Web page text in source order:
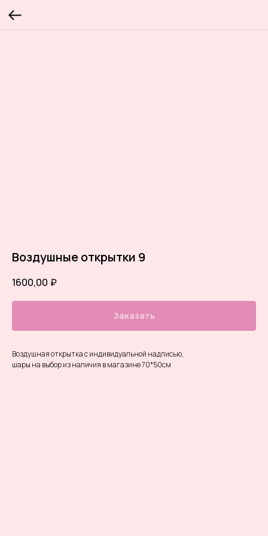
Воздушные открытки 9
1600,00 ₽
Заказать
Воздушная открытка с индивидуальной надписью,
шары на выбор из наличия в магазине 70*50см